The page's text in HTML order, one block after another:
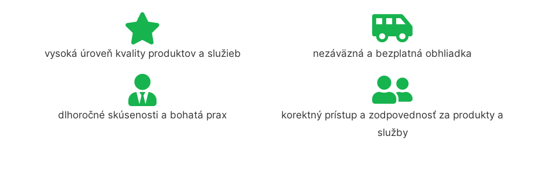
vysoká úroveň kvality produktov a služieb nezáväzná a bezplatná obhliadka
dlhoročné skúsenosti a bohatá prax
korektný prístup a zodpovednosť za produkty a
služby